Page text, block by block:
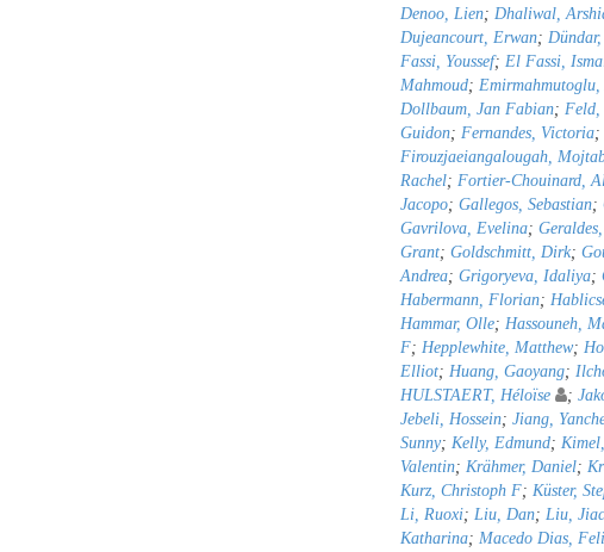
Denoo, Lien; Dhaliwal,
Dujeancourt, Erwan;
Fassi, Youssef; El Fassi,
Mahmoud; Emirmahmutoglu,
Dollbaum, Jan Fabian; Feld,
Guidon; Fernandes, Victoria;
Firouzjaeiangalougah,
Rachel; Fortier-Chouinard,
Jacopo; Gallegos, Sebastian;
Gavrilova, Evelina;
Grant; Goldschmitt, Dirk;
Andrea; Grigoryeva, Idaliya;
Habermann, Florian;
Hammar, Olle; Hassouneh,
F; Hepplewhite, Matthew;
Elliot; Huang, Gaoyang;
HULSTAERT, Héloïse
;
Jebeli, Hossein; Jiang,
Sunny; Kelly, Edmund;
Valentin; Krähmer, Daniel;
Kurz, Christoph F; Küster,
Li, Ruoxi; Liu, Dan; Liu,
Katharina; Macedo Dias,